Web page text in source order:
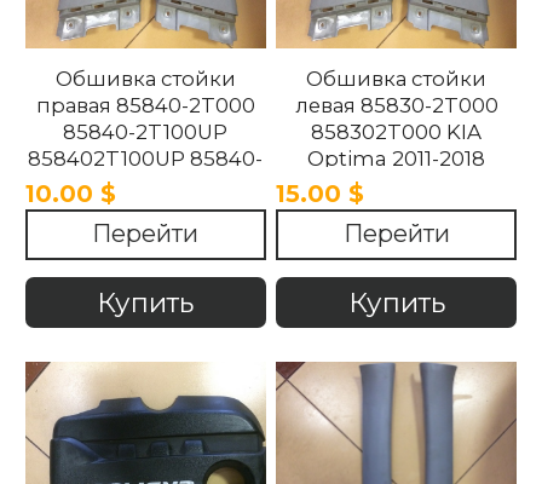
Обшивка стойки
правая 85840-2T000
85840-2T100UP
858402T100UP 85840-
2T100UP KIA Optima
2011-2018
10.00 $
Перейти
Купить
Обшивка стойки
левая 85830-2T000
858302T000 KIA
Optima 2011-2018
15.00 $
Перейти
Купить